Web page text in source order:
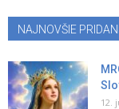
NAJNOVŠIE
12.